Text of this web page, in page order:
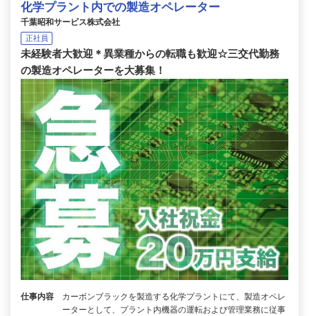
化学プラント内での製造オペレーター
千葉昭和サービス株式会社
正社員
未経験者大歓迎＊異業種からの転職も歓迎☆三交代勤務
の製造オペレーターを大募集！
仕事内容
カーボンブラックを製造する化学プラントにて、製造オペレ
ーターとして、プラント内機器の運転および管理業務に従事